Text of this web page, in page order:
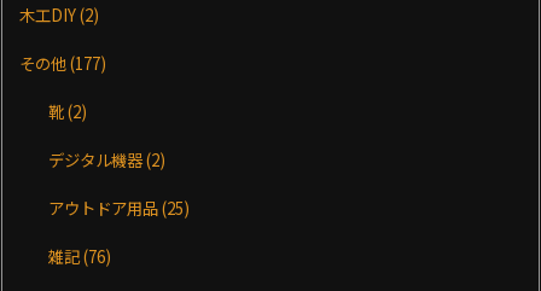
木工DIY(2)
その他(177)
靴(2)
デジタル機器(2)
アウトドア用品(25)
雑記(76)